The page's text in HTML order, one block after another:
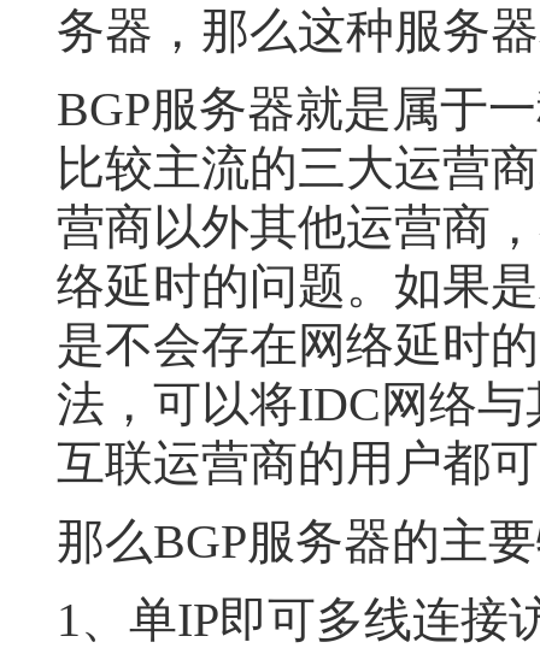
务器，那么这种服务
BGP服务器就是属于
比较主流的三大运营
营商以外其他运营商
络延时的问题。如果
是不会存在网络延时
法，可以将IDC网络
互联运营商的用户都
那么BGP服务器的主
1、单IP即可多线连接